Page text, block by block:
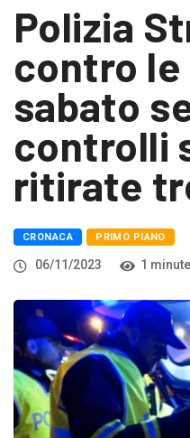
Polizia
contro
sabato
controlli
ritirate
CRONACA PRIMO PIANO
06/11/2023
1